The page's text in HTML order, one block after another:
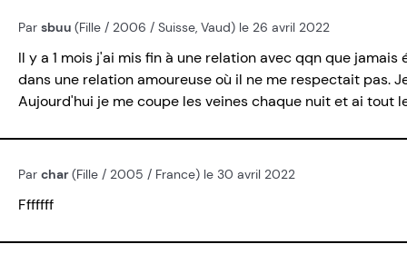
Par sbuu (Fille / 2006 / Suisse, Vaud) le 26 avril 2022
Il y a 1 mois j'ai mis fin à une relation avec qqn que
dans une relation amoureuse où il ne me respectait pas.
Aujourd'hui je me coupe les veines chaque nuit et ai tout
Par char(Fille / 2005 / France) le 30 avril 2022
Fffffff